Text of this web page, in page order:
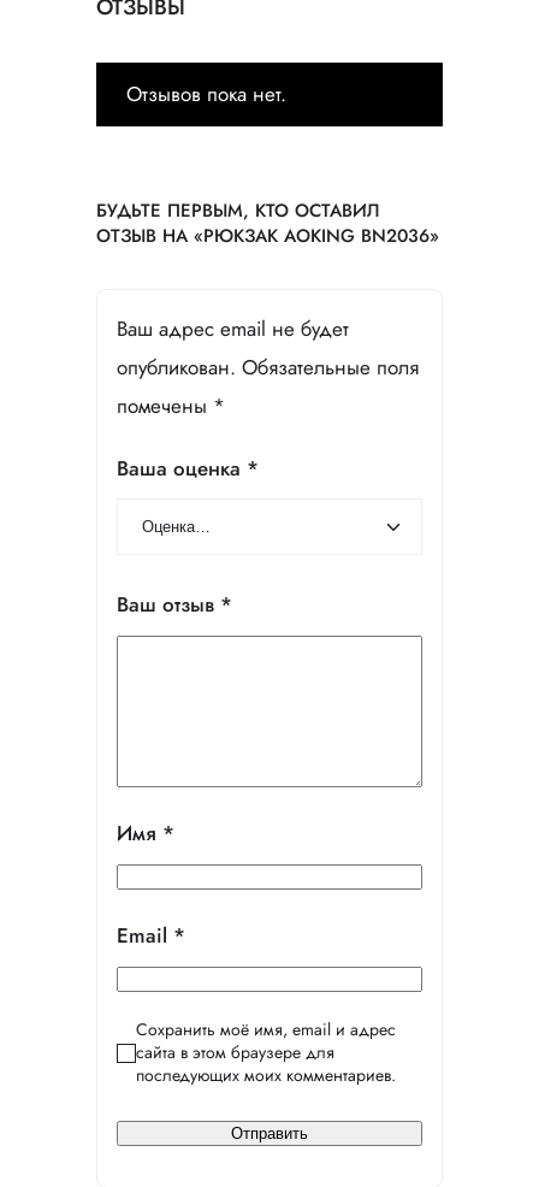
ОТЗЫВЫ
Отзывов пока нет.
БУДЬТЕ ПЕРВЫМ, КТО ОСТАВИЛ
ОТЗЫВ НА «РЮКЗАК AOKING BN2036»
Ваш адрес email не будет
опубликован. Обязательные поля
помечены *
Ваша оценка *
Ваш отзыв *
Имя *
Email *
Сохранить моё имя, email и адрес
сайта в этом браузере для
последующих моих комментариев.